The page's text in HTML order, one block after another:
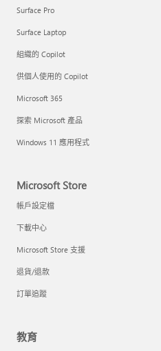
Surface Pro
Surface Laptop
組織的 Copilot
供個人使用的 Copilot
Microsoft 365
探索 Microsoft 產品
Windows 11 應用程式
Microsoft Store
帳戶設定檔
下載中心
Microsoft Store 支援
退貨/退款
訂單追蹤
教育